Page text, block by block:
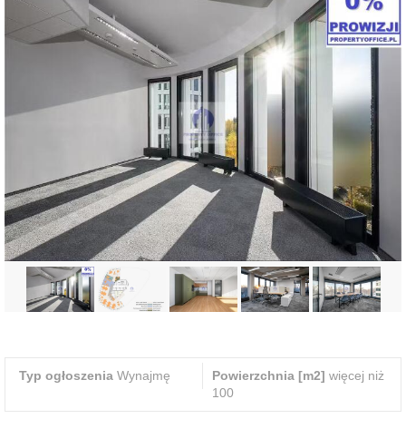
Typ ogłoszenia Wynajmę Powierzchnia [m2] więcej niż
100